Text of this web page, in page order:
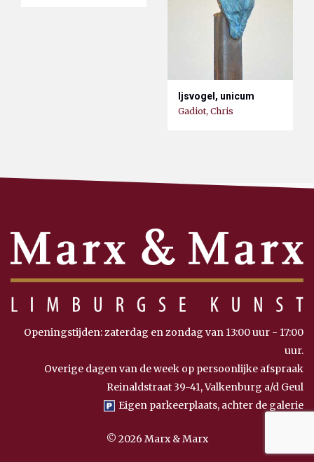
Ijsvogel, unicum
Gadiot, Chris
Openingstijden: zaterdag en zondag van 13:00 uur - 17:00
uur.
Overige dagen van de week op persoonlijke afspraak
Reinaldstraat 39-41, Valkenburg a/d Geul
Eigen parkeerplaats, achter de galerie
© 2026 Marx & Marx